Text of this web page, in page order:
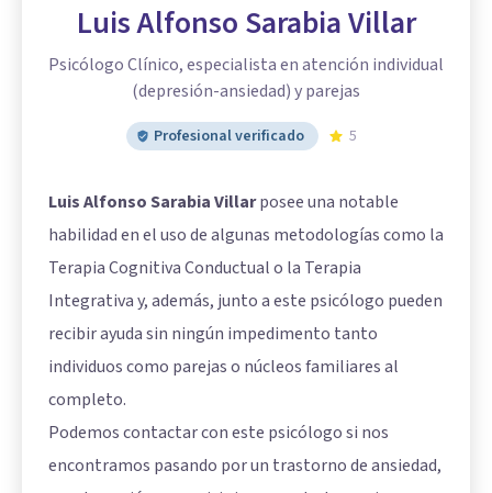
Luis Alfonso Sarabia Villar
Psicólogo Clínico, especialista en atención individual
(depresión-ansiedad) y parejas
Profesional verificado 5
Luis Alfonso Sarabia Villarposee una notable
habilidad en el uso de algunas metodologías como la
Terapia Cognitiva Conductual o la Terapia
Integrativa y, además, junto a este psicólogo pueden
recibir ayuda sin ningún impedimento tanto
individuos como parejas o núcleos familiares al
completo.
Podemos contactar con este psicólogo si nos
encontramos pasando por un trastorno de ansiedad,